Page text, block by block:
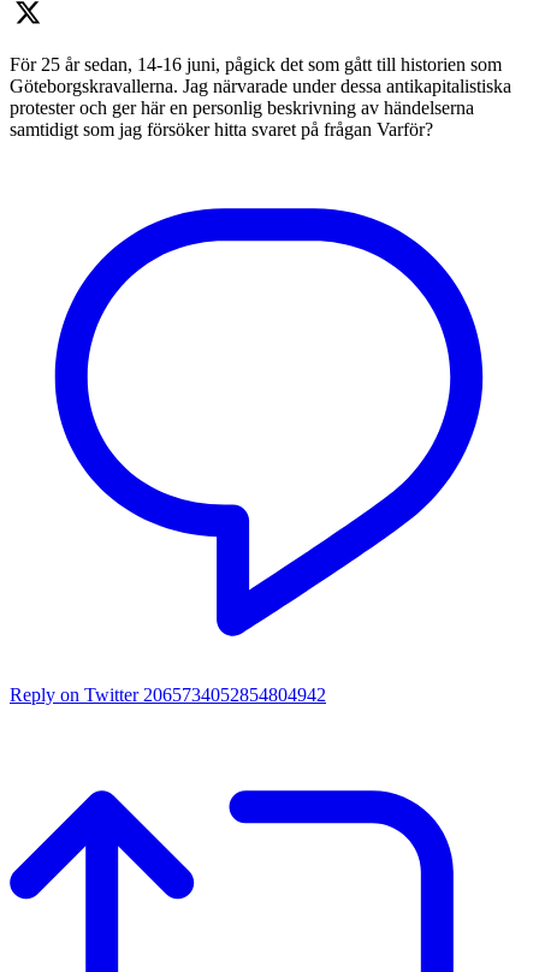
För 25 år sedan, 14-16 juni, pågick det som gått till historien som
Göteborgskravallerna. Jag närvarade under dessa antikapitalistiska
protester och ger här en personlig beskrivning av händelserna
samtidigt som jag försöker hitta svaret på frågan Varför?
Reply on Twitter 2065734052854804942